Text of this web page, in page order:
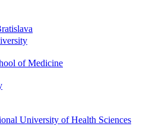
of Medicine
University of Health Sciences